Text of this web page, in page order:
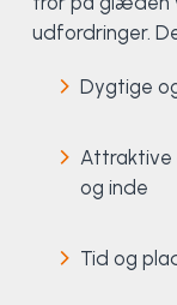
udfordringer.
Dygtige
Attraktive
og inde
Tid og
Rytmisk
Ski & snowboard
Spring